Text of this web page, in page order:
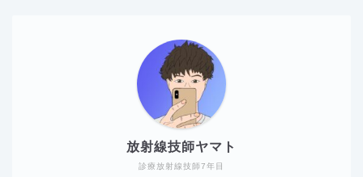
診療放射線技師7年目
放射線技師ヤマト